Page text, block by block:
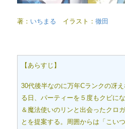
著： いちまる イラスト： 徹田
【あらすじ】
30代後半なのに万年Cランクの冴
る日、パーティーを５度もクビに
＆魔法使いのリンと出会ったクロ
とを提案する。周囲からは「こい